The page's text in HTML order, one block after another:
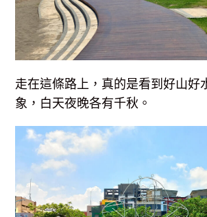
走在這條路上，真的是看到好山好
象，白天夜晚各有千秋。